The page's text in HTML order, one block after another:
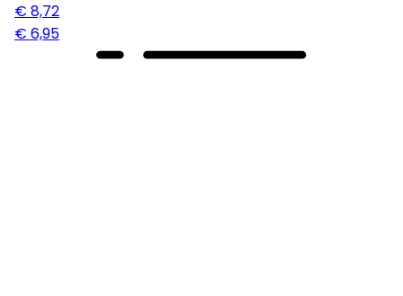
€ 8,72
€ 6,95